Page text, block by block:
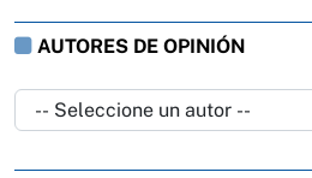
AUTORES DE OPINIÓN